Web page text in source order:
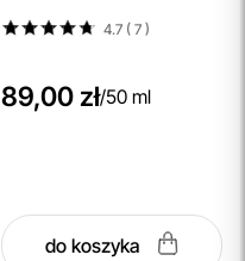
4.7 ( 7)
89,00 zł/50 ml
do koszyka